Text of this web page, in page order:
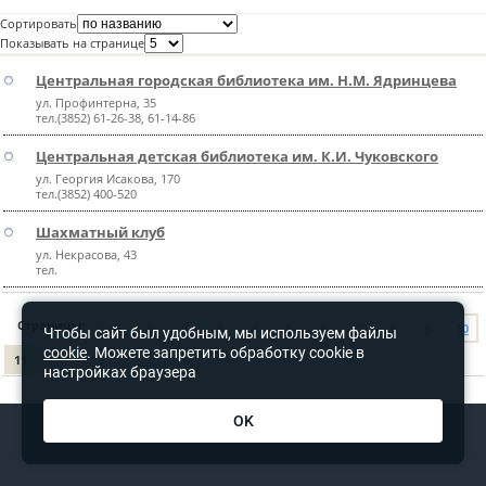
пїЅпїЅпїЅ
пїЅпїЅпїЅпїЅпїЅпїЅпїЅпїЅпїЅпїЅпїЅ
пїЅпїЅпїЅ
пїЅпїЅпїЅпїЅпїЅпїЅпїЅпїЅпїЅ
пїЅпїЅпїЅ пїЅпїЅпїЅпїЅпїЅ
пїЅпїЅпїЅ пїЅпїЅпїЅпїЅпїЅпїЅ
пїЅпїЅпїЅпїЅпїЅ
пїЅпїЅпїЅпїЅпїЅпїЅпїЅпїЅпїЅпїЅ
пїЅпїЅпїЅпїЅпїЅпїЅпїЅпїЅпїЅпїЅ
Сортировать
Показывать на странице
Центральная городская библиотека им. Н.М. Ядринцева
ул. Профинтерна, 35
тел.(3852) 61-26-38, 61-14-86
Центральная детская библиотека им. К.И. Чуковского
ул. Георгия Исакова, 170
тел.(3852) 400-520
Шахматный клуб
ул. Некрасова, 43
тел.
Страницы: <- 1 2 3 4 5 6 7 8
10
11
Чтобы сайт был удобным, мы используем файлы
cookie. Можете запретить обработку cookie в
настройках браузера
OK